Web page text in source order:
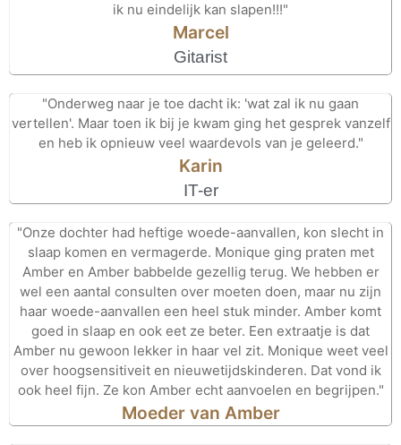
ik nu eindelijk kan slapen!!!"
Marcel
Gitarist
"Onderweg naar je toe dacht ik: 'wat zal ik nu gaan
vertellen'. Maar toen ik bij je kwam ging het gesprek vanzelf
en heb ik opnieuw veel waardevols van je geleerd."
Karin
IT-er
"Onze dochter had heftige woede-aanvallen, kon slecht in
slaap komen en vermagerde. Monique ging praten met
Amber en Amber babbelde gezellig terug. We hebben er
wel een aantal consulten over moeten doen, maar nu zijn
haar woede-aanvallen een heel stuk minder. Amber komt
goed in slaap en ook eet ze beter. Een extraatje is dat
Amber nu gewoon lekker in haar vel zit. Monique weet veel
over hoogsensitiveit en nieuwetijdskinderen. Dat vond ik
ook heel fijn. Ze kon Amber echt aanvoelen en begrijpen."
Moeder van Amber